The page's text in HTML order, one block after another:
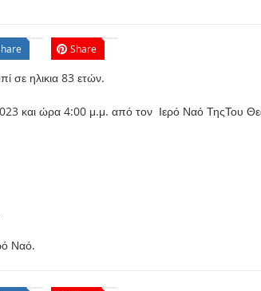
Share
σε ηλικια 83 ετών.
και ώρα 4:00 μ.μ. από τον Ιερό Ναό ΤηςΤου
Ναό.